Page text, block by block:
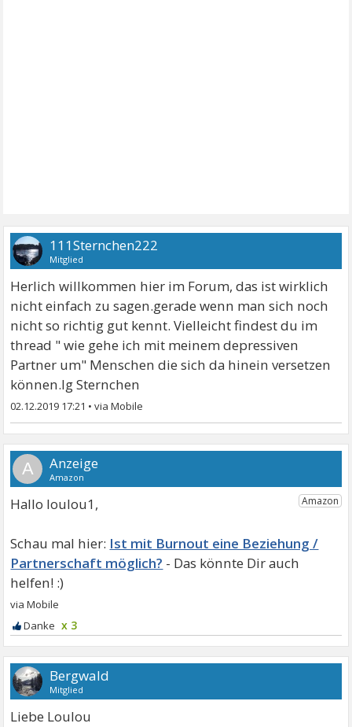
111Sternchen222
Mitglied
Herlich willkommen hier im Forum, das ist wirklich
nicht einfach zu sagen.gerade wenn man sich noch
nicht so richtig gut kennt. Vielleicht findest du im
thread " wie gehe ich mit meinem depressiven
Partner um" Menschen die sich da hinein versetzen
können.lg Sternchen
02.12.2019 17:21 •
A
Hallo loulou1,
Ist mit Burnout eine Beziehung /
Partnerschaft möglich?
x 3
Bergwald
Mitglied
Liebe Loulou